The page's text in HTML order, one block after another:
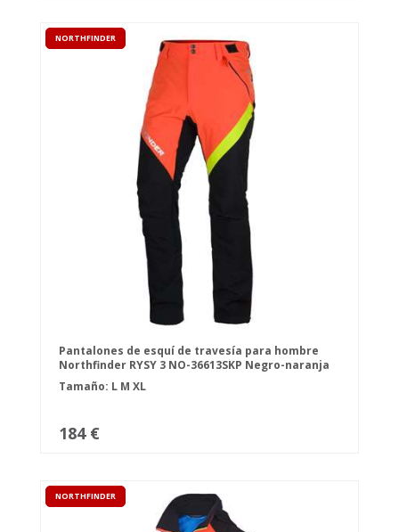
NORTHFINDER
Pantalones de esquí de travesía para hombre
Northfinder RYSY 3 NO-36613SKP Negro-naranja
Tamaño: L M XL
184 €
NORTHFINDER